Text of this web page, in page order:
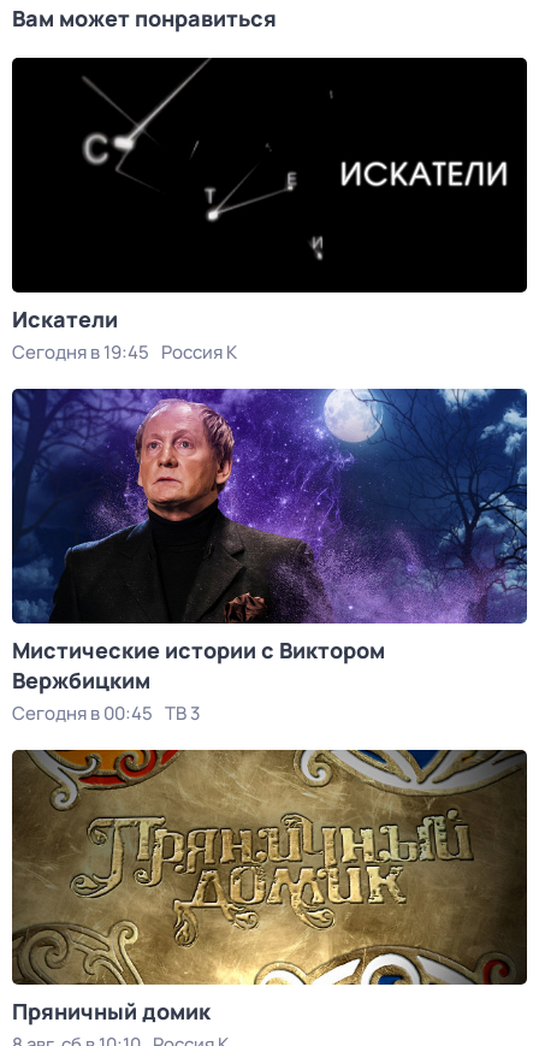
Вам может понравиться
Искатели
Сегодня в 19:45 Россия К
Мистические истории с Виктoром
Bержбицким
Сегодня в 00:45 ТВ 3
Пряничный домик